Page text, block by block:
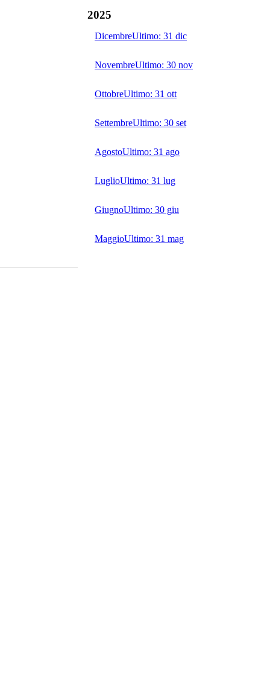
2025
DicembreUltimo: 31 dic
NovembreUltimo: 30 nov
OttobreUltimo: 31 ott
SettembreUltimo: 30 set
AgostoUltimo: 31 ago
LuglioUltimo: 31 lug
GiugnoUltimo: 30 giu
MaggioUltimo: 31 mag